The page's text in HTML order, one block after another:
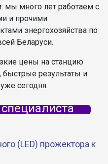
мы много лет работаем с
и прочими
энергохозяйства по
Беларуси.
цены на станцию
быстрые результаты и
сегодня.
(LED) прожектора к